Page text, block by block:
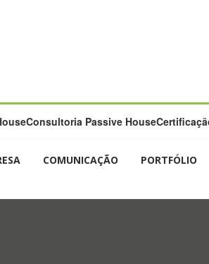
Consultoria Passive House
COMUNICAÇÃO PORTFÓLIO